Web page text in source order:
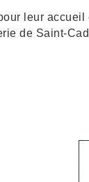
leur accueil
de Saint-